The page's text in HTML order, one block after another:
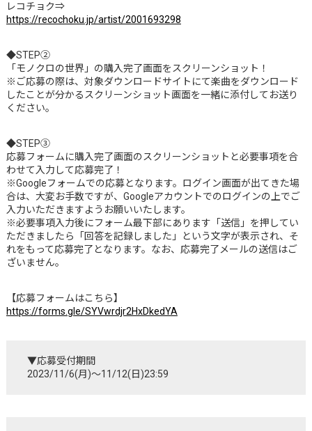
レコチョク⇒
https://recochoku.jp/artist/2001693298
◆STEP②
「モノクロの世界」の購入完了画面をスクリーンショット！
※ご応募の際は、対象ダウンロードサイトにて楽曲をダウンロード
したことが分かるスクリーンショット画面を一緒に添付してお送り
ください。
◆STEP③
応募フォームに購入完了画面のスクリーンショットと必要事項を合
わせて入力して応募完了！
※Googleフォームでの応募となります。ログイン画面が出てきた場
合は、大変お手数ですが、Googleアカウントでのログインの上でご
入力いただきますようお願いいたします。
※必要事項入力後にフォーム最下部にあります「送信」を押してい
ただきましたら「回答を記録しました」という文字が表示され、そ
れをもって応募完了となります。なお、応募完了メールの送信はご
ざいません。
【応募フォームはこちら】
https://forms.gle/SYVwrdjr2HxDkedYA
▼応募受付期間
2023/11/6(月)～11/12(日)23:59